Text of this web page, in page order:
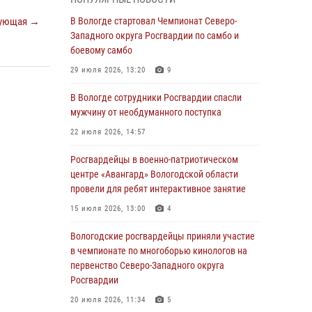
→
округа Росгвардии по спортивному и боевому
самбо
03 августа 2026, 08:54 8 1
ЗА МИНУВШУЮ НЕДЕЛЮ СОТРУДНИКАМИ
В ВОЛОГОДСКОЙ ОБЛАСТИ ЗАДЕРЖАНО 23
ПРАВОНАРУШИТЕЛЯ
02 августа 2026, 10:37
Росгвардейцы в г. Соколе задержали
несовершеннолетнего нарушителя
на питбайке
31 июля 2026, 06:43
В Вологде стартовал Чемпионат Северо-
Западного округа Росгвардии по самбо и
боевому самбо
29 июля 2026, 13:20
В Вологде стартовал Чемпионат Северо-
Западного округа Росгвардии по самбо и
боевому самбо
29 июля 2026, 13:20 9
В Вологде сотрудники Росгвардии спасли
мужчину от необдуманного поступка
22 июля 2026, 14:57
Росгвардейцы в военно-патриотическом
центре «Авангард» Вологодской области
провели для ребят интерактивное занятие
15 июля 2026, 13:00 4
Вологодские росгвардейцы приняли участие
в чемпионате по многоборью кинологов на
первенство Северо-Западного округа
Росгвардии
20 июля 2026, 11:34 5